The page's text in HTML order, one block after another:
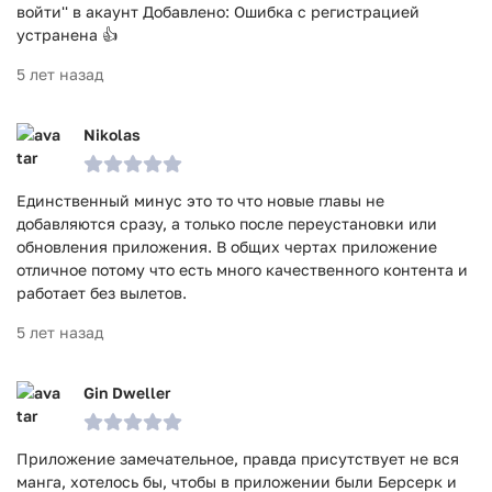
войти'' в акаунт Добавлено: Ошибка с регистрацией
устранена 👍
5 лет назад
Nikolas
Единственный минус это то что новые главы не
добавляются сразу, а только после переустановки или
обновления приложения. В общих чертах приложение
отличное потому что есть много качественного контента и
работает без вылетов.
5 лет назад
Gin Dweller
Приложение замечательное, правда присутствует не вся
манга, хотелось бы, чтобы в приложении были Берсерк и